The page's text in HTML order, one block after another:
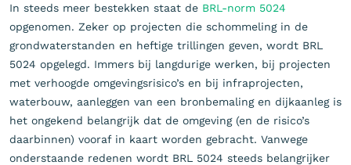
In steeds meer bestekken staat de BRL-norm 5024
opgenomen. Zeker op projecten die schommeling in de
grondwaterstanden en heftige trillingen geven, wordt BRL
5024 opgelegd. Immers bij langdurige werken, bij projecten
met verhoogde omgevingsrisico’s en bij infraprojecten,
waterbouw, aanleggen van een bronbemaling en dijkaanleg is
het ongekend belangrijk dat de omgeving (en de risico’s
daarbinnen) vooraf in kaart worden gebracht. Vanwege
onderstaande redenen wordt BRL 5024 steeds belangrijker